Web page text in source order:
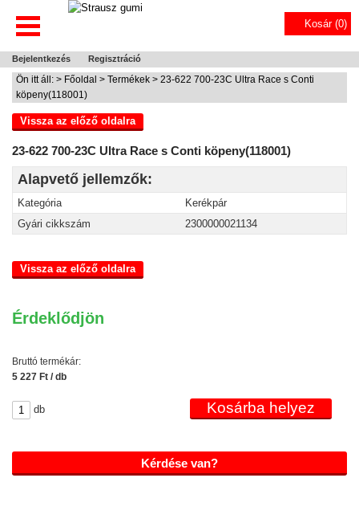
Kosár (0)
Bejelentkezés Regisztráció
Ön itt áll: > Főoldal > Termékek > 23-622 700-23C Ultra Race s Conti
köpeny(118001)
Vissza az előző oldalra
23-622 700-23C Ultra Race s Conti köpeny(118001)
Alapvető jellemzők:
Kategória
Kerékpár
Gyári cikkszám
2300000021134
Vissza az előző oldalra
Érdeklődjön
Bruttó termékár:
5 227 Ft / db
db
Kérdése van?